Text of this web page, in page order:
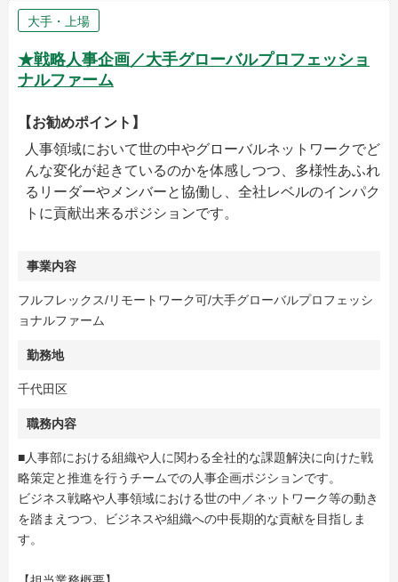
大手・上場
★戦略人事企画／大手グローバルプロフェッショ
ナルファーム
【お勧めポイント】
人事領域において世の中やグローバルネットワークでど
んな変化が起きているのかを体感しつつ、多様性あふれ
るリーダーやメンバーと協働し、全社レベルのインパク
トに貢献出来るポジションです。
事業内容
フルフレックス/リモートワーク可/大手グローバルプロフェッシ
ョナルファーム
勤務地
千代田区
職務内容
■人事部における組織や人に関わる全社的な課題解決に向けた戦
略策定と推進を行うチームでの人事企画ポジションです。
ビジネス戦略や人事領域における世の中／ネットワーク等の動き
を踏まえつつ、ビジネスや組織への中長期的な貢献を目指しま
す。